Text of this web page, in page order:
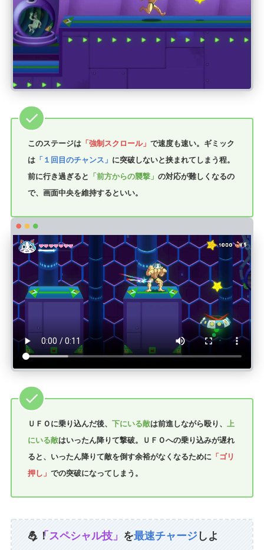
このステージは「強制スクロール」 で速度も速い。ギミック
は「１回目のチャンス」 に突破しないと挟まれてしまう程。
前に行き過ぎると 「前方からの襲撃」 の対応が難しくなるの
で、画面中央を維持するといい。
ＵＦＯに乗り込んだ後、 下にいる敵は前進しながら殴り、 上
にいる敵はいったん降りて撃破。ＵＦＯへの乗り込みが遅れ
ると、いったん降りて敵を倒す余裕がなくなるために「ゴリ
押し」 での突破になってしまう。
💪 「スペシャル技」 を最速チャージ
しよう！